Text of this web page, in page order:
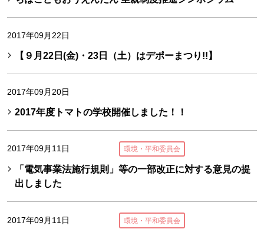
2017年09月22日
【９月22日(金)・23日（土）はデポーまつり!!】
2017年09月20日
2017年度トマトの学校開催しました！！
2017年09月11日 環境・平和委員会
「電気事業法施行規則」等の一部改正に対する意見の提
出しました
2017年09月11日 環境・平和委員会